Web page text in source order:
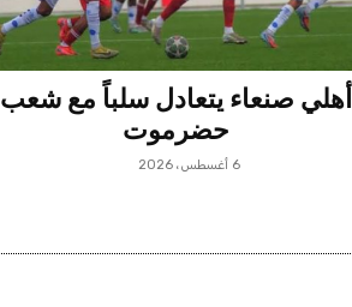
أهلي صنعاء يتعادل سلباً مع شعب
حضرموت
6 أغسطس، 2026